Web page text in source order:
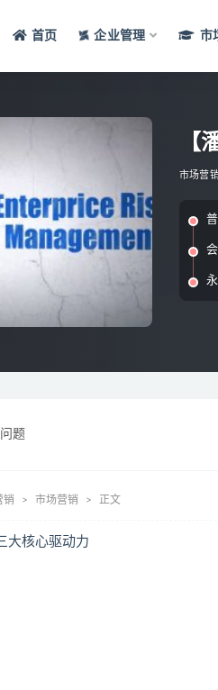
首页 企业管理 市
【
市场营
题
销 市场营销 正文
大核心驱动力